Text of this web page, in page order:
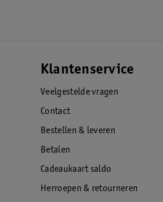
Klantenservice
Veelgestelde vragen
Contact
Bestellen & leveren
Betalen
Cadeaukaart saldo
Herroepen & retourneren